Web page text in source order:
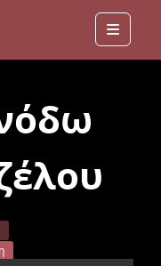
Menu